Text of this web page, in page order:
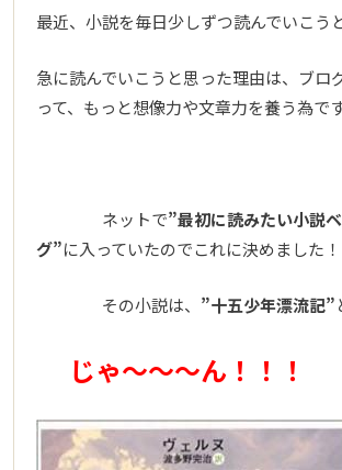
最近、小説を毎日少しずつ読んでいこう
急に読んでいこうと思った理由は、ブロ
って、もっと想像力や文章力を養う為で
ネットで”最初に読みたい小説
グ”に入っていたのでこれに決めました！
その小説は、 ”十五少年漂流記”
じゃ～～～ん！！！